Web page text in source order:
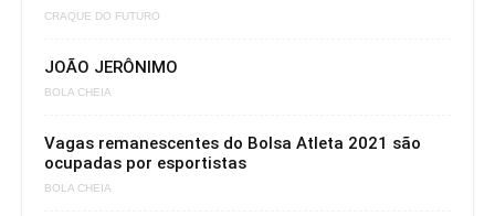
CRAQUE DO FUTURO
JOÃO JERÔNIMO
BOLA CHEIA
Vagas remanescentes do Bolsa Atleta 2021 são
ocupadas por esportistas
BOLA CHEIA